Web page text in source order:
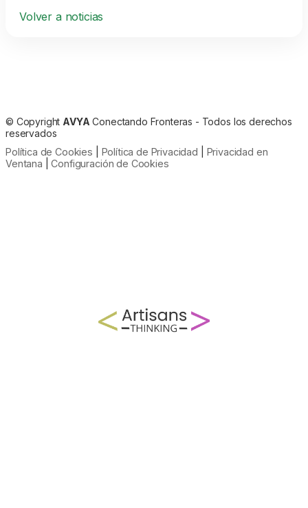
Volver a noticias
© Copyright AVYA Conectando Fronteras - Todos los derechos
reservados
Política de Cookies
Política de Privacidad
Privacidad en
Ventana
Configuración de Cookies